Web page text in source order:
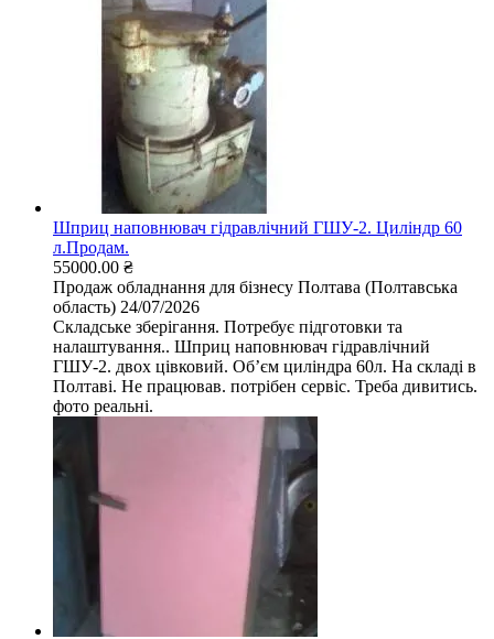
Шприц наповнювач гідравлічний ГШУ-2. Циліндр 60
л.Продам.
55000.00 ₴
Продаж обладнання для бізнесу Полтава (Полтавська
область) 24/07/2026
Складське зберігання. Потребує підготовки та
налаштування.. Шприц наповнювач гідравлічний
ГШУ-2. двох цівковий. Обʼєм циліндра 60л. На складі в
Полтаві. Не працював. потрібен сервіс. Треба дивитись.
фото реальні.